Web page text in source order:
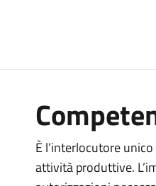
È l’interlocutore
attività produttive.